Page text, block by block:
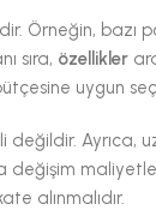
Örneğin, bazı
sıra, özellikler
uygun
değildir. Ayrıca,
alınmalıdır.